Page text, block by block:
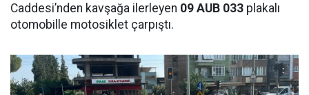
Caddesi’nden kavşağa ilerleyen 09 AUB 033 plakalı
otomobille motosiklet çarpıştı.